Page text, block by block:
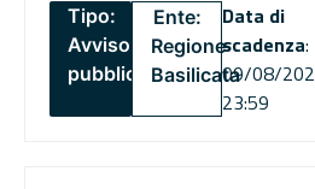
Tipo:
Avviso
pubblico
Ente:
Regione
Basilicata
Data di
scadenza:
09/08/
23:59